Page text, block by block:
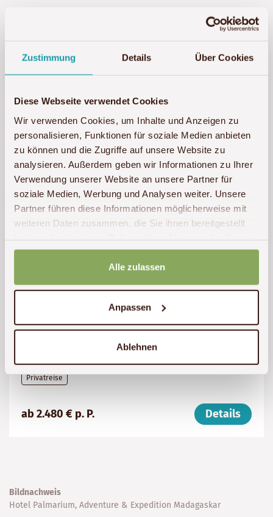
Zustimmung Details Über Cookies
Diese Webseite verwendet Cookies
Wir verwenden Cookies, um Inhalte und Anzeigen zu
personalisieren, Funktionen für soziale Medien anbieten
zu können und die Zugriffe auf unsere Website zu
analysieren. Außerdem geben wir Informationen zu Ihrer
Verwendung unserer Website an unsere Partner für
soziale Medien, Werbung und Analysen weiter. Unsere
Partner führen diese Informationen möglicherweise mit
weiteren Daten zusammen, die Sie ihnen bereitgestellt
gesammelt haben.
Alle zulassen
Anpassen
Ablehnen
1 Reise
Naturparadies entdecken – Madagaskar
in allen Facetten
19-tägige Rundreise mit Übernachtung in
Mittelklasseunterkünften
Privatreise
ab 2.480 € p. P. Details
(ab):
19
Madagaskar
Bildnachweis
Hotel Palmarium, Adventure & Expedition Madagaskar